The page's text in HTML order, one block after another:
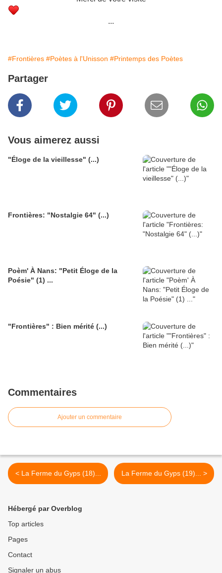
...
#Frontières #Poètes à l'Unisson #Printemps des Poètes
Partager
Vous aimerez aussi
"Éloge de la vieillesse" (...)
Frontières: "Nostalgie 64" (...)
Poèm' À Nans: "Petit Éloge de la
Poésie" (1) ...
"Frontières" : Bien mérité (...)
Commentaires
Ajouter un commentaire
< La Ferme du Gyps (18)... La Ferme du Gyps (19)... >
Hébergé par Overblog
Top articles
Pages
Contact
Signaler un abus